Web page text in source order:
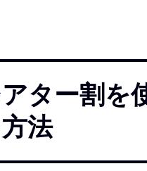
ター割を
法